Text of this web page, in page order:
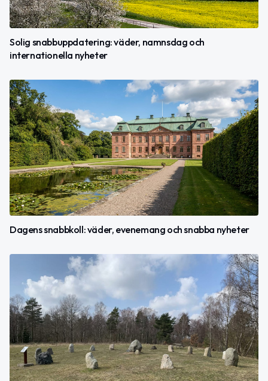
Solig snabbuppdatering: väder, namnsdag och
internationella nyheter
Dagens snabbkoll: väder, evenemang och snabba nyheter